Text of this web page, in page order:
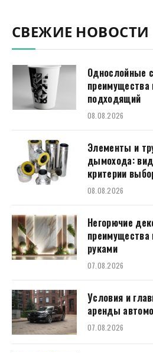
СВЕЖИЕ НОВОСТИ
Однослойные
подходящий
08.08.2026
Элементы и
дымохода:
критерии
08.08.2026
Негорючие
руками
07.08.2026
Условия и
аренды
07.08.2026